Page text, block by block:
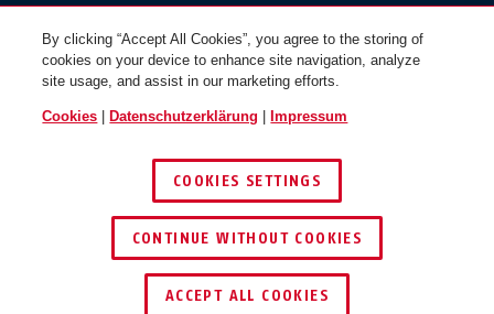
© 2026 ABUS
Canada
Österreich
By clicking “Accept All Cookies”, you agree to the storing of
cookies on your device to enhance site navigation, analyze
site usage, and assist in our marketing efforts.
Cookies Datenschutzerklärung Impressum
COOKIES SETTINGS
CONTINUE WITHOUT COOKIES
ACCEPT ALL COOKIES